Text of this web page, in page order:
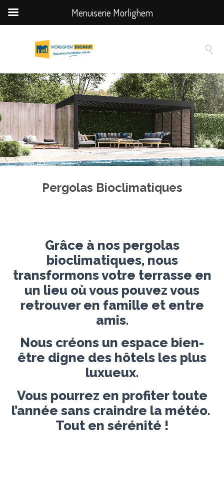

Pergolas Bioclimatiques
Grâce à nos pergolas
bioclimatiques, nous
transformons votre terrasse en
un lieu où vous pouvez vous
retrouver en famille et entre
amis.
Nous créons un espace bien-
être digne des hôtels les plus
luxueux.
Vous pourrez en profiter toute
l’année sans craindre la météo.
Tout en sérénité !
Menuiserie Morlighem